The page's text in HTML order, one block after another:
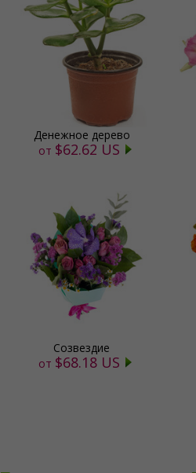
Денежное дерево
от $62.62 US
Созвездие
от $68.18 US